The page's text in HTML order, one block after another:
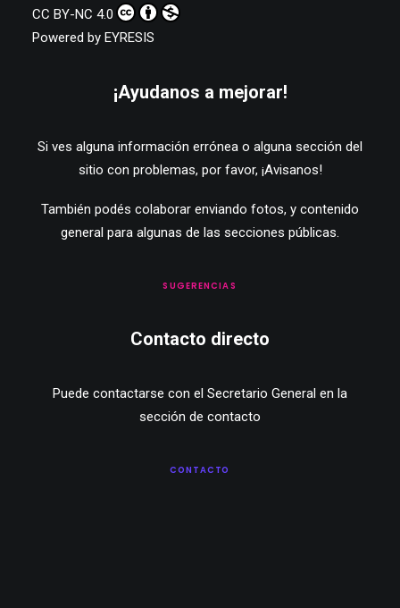
CC BY-NC 4.0
Powered by EYRESIS
¡Ayudanos a mejorar!
Si ves alguna información errónea o alguna sección del
sitio con problemas, por favor, ¡Avisanos!
También podés colaborar enviando fotos, y contenido
general para algunas de las secciones públicas.
SUGERENCIAS
Contacto directo
Puede contactarse con el Secretario General en la
sección de contacto
CONTACTO